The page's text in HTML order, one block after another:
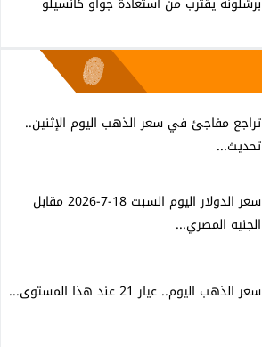
تراجع مفاجئ في سعر الذهب اليوم الإثنين..
تحديث...
سعر الدولار اليوم السبت 18-7-2026 مقابل
الجنيه المصري...
سعر الذهب اليوم.. عيار 21 عند هذا المستوى...